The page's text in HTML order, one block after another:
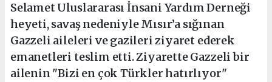
Selamet Uluslararası İnsani Yardım Derneği
heyeti, savaş nedeniyle Mısır’a sığınan
Gazzeli aileleri ve gazileri ziyaret ederek
emanetleri teslim etti. Ziyarette Gazzeli bir
ailenin "Bizi en çok Türkler hatırlıyor"